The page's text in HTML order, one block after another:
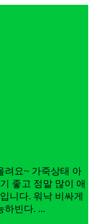
려요~ 가죽상태 아
좋고 정말 많이 애
니다. 워낙 비싸게
하빈다. ...